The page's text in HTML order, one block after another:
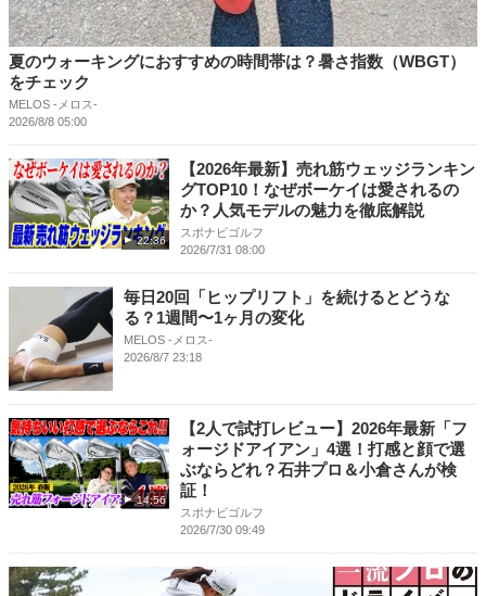
夏のウォーキングにおすすめの時間帯は？暑さ指数（WBGT）
をチェック
MELOS -メロス-
2026/8/8 05:00
22:36
【2026年最新】売れ筋ウェッジランキン
グTOP10！なぜボーケイは愛されるの
か？人気モデルの魅力を徹底解説
スポナビゴルフ
2026/7/31 08:00
毎日20回「ヒップリフト」を続けるとどうな
る？1週間〜1ヶ月の変化
MELOS -メロス-
2026/8/7 23:18
14:56
【2人で試打レビュー】2026年最新「フ
ォージドアイアン」4選！打感と顔で選
ぶならどれ？石井プロ＆小倉さんが検
証！
スポナビゴルフ
2026/7/30 09:49